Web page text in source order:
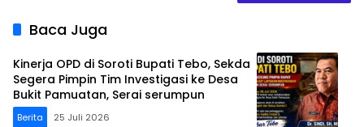
Baca Juga
Kinerja OPD di Soroti Bupati Tebo, Sekda
Segera Pimpin Tim Investigasi ke Desa
Bukit Pamuatan, Serai serumpun
Berita 25 Juli 2026